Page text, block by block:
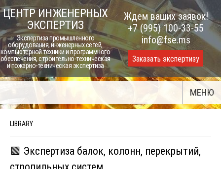
Skip
to
content
ЦЕНТР ИНЖЕНЕРНЫХ
ЭКСПЕРТИЗ
Экспертиза промышленного
оборудования, инженерных сетей,
компьютерной техники и программного
обеспечения, строительно-техническая
и пожарно-техническая экспертиза
Ждем ваших заявок!
+7 (995) 100-33-55
info@fse.ms
Заказать экспертизу
МЕНЮ
LIBRARY
🟩 Экспертиза балок, колонн, перекрытий,